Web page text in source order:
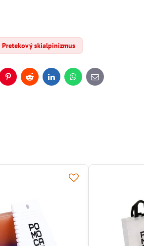
Pretekový skialpinizmus
PinterestRedditLinkedInWhatsApp
E-
mail